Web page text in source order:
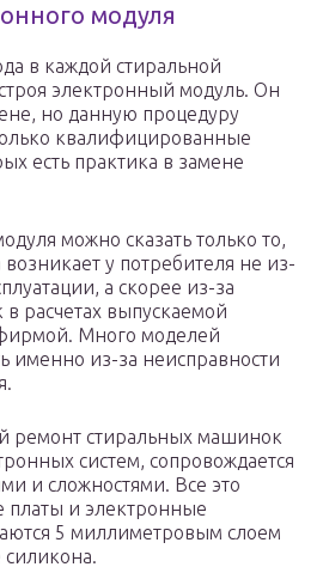
модуля
в каждой стиральной
электронный модуль. Он
но данную процедуру
квалифицированные
есть практика в замене
можно сказать только то,
у потребителя не из-
а скорее из-за
расчетах выпускаемой
Много моделей
именно из-за неисправности
ремонт стиральных машинок
систем, сопровождается
и сложностями. Все это
платы и электронные
5 миллиметровым слоем
силикона.